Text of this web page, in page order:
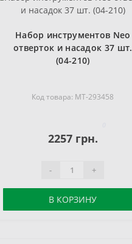
Набор инструментов Neo
отверток и насадок 37 шт.
(04-210)
Код товара: MT-293458
2257 грн.
- +
В КОРЗИНУ